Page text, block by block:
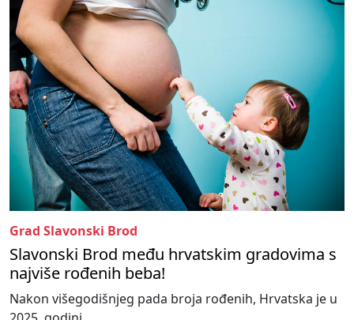
Grad Slavonski Brod
Slavonski Brod među hrvatskim gradovima s
najviše rođenih beba!
Nakon višegodišnjeg pada broja rođenih, Hrvatska je u